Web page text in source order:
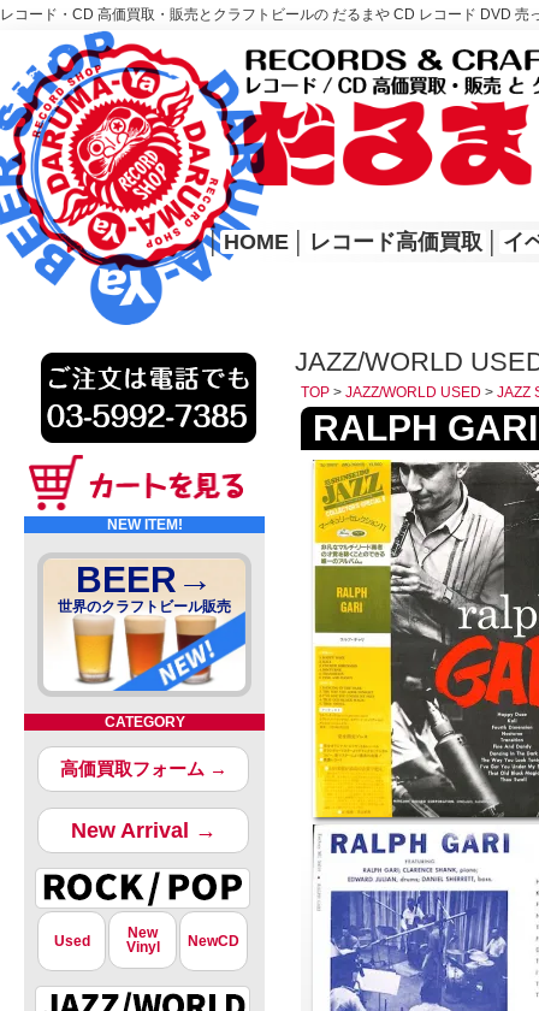
レコード・CD 高価買取・販売とクラフトビールの だるまや CD レコード DVD
レコード高価買取はこちら
HOME
│ HOME レコード高価買取 イ
NEW ITEM!
BEER→
世界のクラフトビール販売
CATEGORY
高価買取フォーム →
New Arrival →
Used
New
Vinyl
NewCD
JAZZ/WORLD
TOP > JAZZ/WORLD USED > JAZZ
RALPH